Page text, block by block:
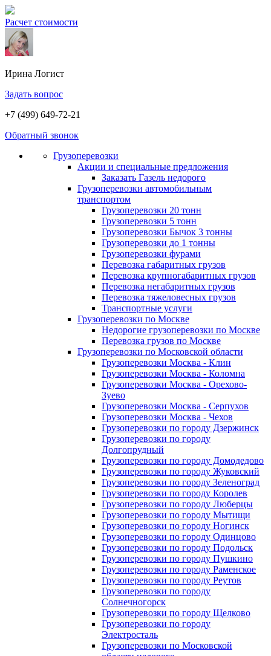
Расчет стоимости
Ирина Логист
Задать вопрос
+7 (499) 649-72-21
Обратный звонок
Грузоперевозки
Акции и специальные предложения
Заказать Газель недорого
Грузоперевозки автомобильным
транспортом
Грузоперевозки 20 тонн
Грузоперевозки 5 тонн
Грузоперевозки Бычок 3 тонны
Грузоперевозки до 1 тонны
Грузоперевозки фурами
Перевозка габаритных грузов
Перевозка крупногабаритных грузов
Перевозка негабаритных грузов
Перевозка тяжеловесных грузов
Транспортные услуги
Грузоперевозки по Москве
Недорогие грузоперевозки по Москве
Перевозка грузов по Москве
Грузоперевозки по Московской области
Грузоперевозки Москва - Клин
Грузоперевозки Москва - Коломна
Грузоперевозки Москва - Орехово-
Зуево
Грузоперевозки Москва - Серпухов
Грузоперевозки Москва - Чехов
Грузоперевозки по городу Дзержинск
Грузоперевозки по городу
Долгопрудный
Грузоперевозки по городу Домодедово
Грузоперевозки по городу Жуковский
Грузоперевозки по городу Зеленоград
Грузоперевозки по городу Королев
Грузоперевозки по городу Люберцы
Грузоперевозки по городу Мытищи
Грузоперевозки по городу Ногинск
Грузоперевозки по городу Одинцово
Грузоперевозки по городу Подольск
Грузоперевозки по городу Пушкино
Грузоперевозки по городу Раменское
Грузоперевозки по городу Реутов
Грузоперевозки по городу
Солнечногорск
Грузоперевозки по городу Щелково
Грузоперевозки по городу
Электросталь
Грузоперевозки по Московской